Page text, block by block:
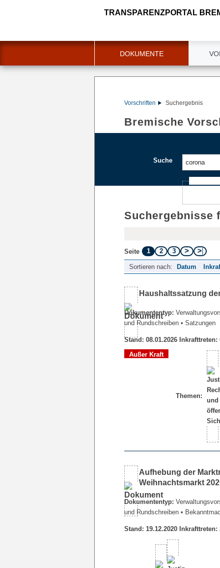
TRANSPARENZPORTAL
DOKUMENTE
Vorschriften Suchergebnis
Bremische
Suche
Suchergebnisse
Seite 1 2 3
Sortieren nach: Datum
Haushaltssatzung
Dokumententyp:
und Rundschreiben • Satzungen
Stand: 08.01.2026 Inkrafttreten:
Außer Kraft
Themen:
Aufhebung der
Weihnachtsmarkt
Dokumententyp:
und Rundschreiben •
Stand: 19.12.2020 Inkrafttreten: